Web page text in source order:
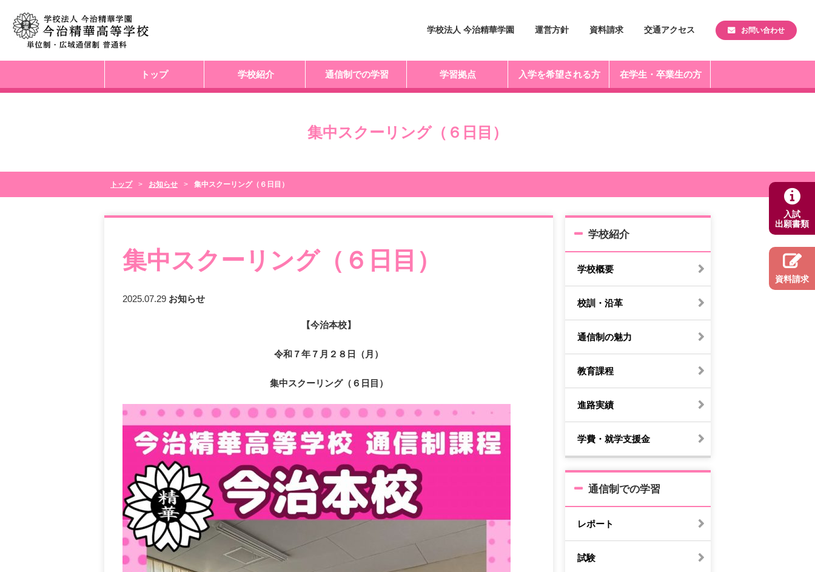
学校法人 今治精華学園 運営方針 資料請求 交通アクセス お問い合わせ
トップ 学校紹介 通信制での学習 学習拠点 入学を希望される方 在学生・卒業生の方
集中スクーリング（６日目）
トップ お知らせ 集中スクーリング（６日目）
入試
出願書類
資料請求
集中スクーリング（６日目）
2025.07.29 お知らせ
【今治本校】
令和７年７月２８日（月）
集中スクーリング（６日目）
学校紹介
学校概要
校訓・沿革
通信制の魅力
教育課程
進路実績
学費・就学支援金
通信制での学習
レポート
試験